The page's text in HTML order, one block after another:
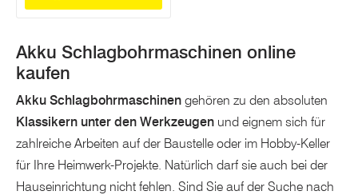
Akku Schlagbohrmaschinen online
kaufen
Akku Schlagbohrmaschinen gehören zu den absoluten
Klassikern unter den Werkzeugen und eignem sich für
zahlreiche Arbeiten auf der Baustelle oder im Hobby-Keller
für Ihre Heimwerk-Projekte. Natürlich darf sie auch bei der
Hauseinrichtung nicht fehlen. Sind Sie auf der Suche nach